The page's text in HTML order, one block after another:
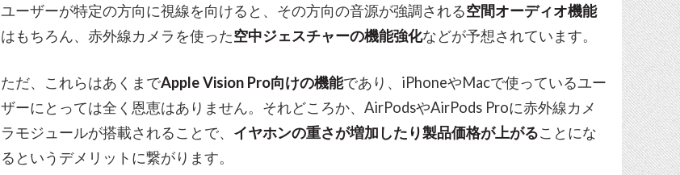
ユーザーが特定の方向に視線を向けると、その方向の音源が強調される空間オーディオ機能
はもちろん、赤外線カメラを使った空中ジェスチャーの機能強化などが予想されています。
ただ、これらはあくまでApple Vision Pro向けの機能であり、iPhoneやMacで使っているユー
ザーにとっては全く恩恵はありません。それどころか、AirPodsやAirPods Proに赤外線カメ
ラモジュールが搭載されることで、 イヤホンの重さが増加したり製品価格が上がることにな
るというデメリットに繋がります。